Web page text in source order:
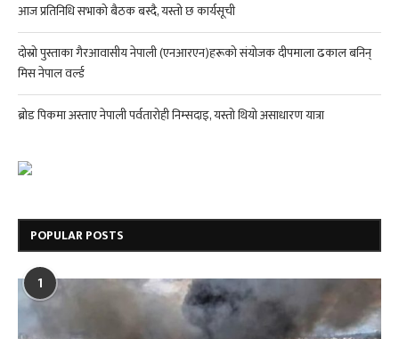
आज प्रतिनिधि सभाको बैठक बस्दै, यस्तो छ कार्यसूची
दोस्रो पुस्ताका गैरआवासीय नेपाली (एनआरएन)हरूको संयोजक दीपमाला ढकाल बनिन्
मिस नेपाल वर्ल्ड
ब्रोड पिकमा अस्ताए नेपाली पर्वतारोही निम्सदाइ, यस्तो थियो असाधारण यात्रा
POPULAR POSTS
1